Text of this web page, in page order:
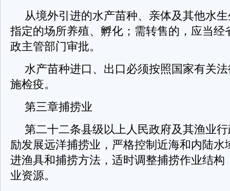
从境外引进的水产苗种、亲体及其他水
指定的场所养殖、孵化；需转售的，应当经
政主管部门审批。
水产苗种进口、出口必须按照国家有关
施检疫。
第三章捕捞业
第二十二条县级以上人民政府及其渔业
励发展远洋捕捞业，严格控制近海和内陆水
进渔具和捕捞方法，适时调整捕捞作业结构
业资源。